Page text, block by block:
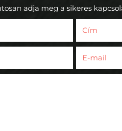
adja meg a sikeres
Cím
E-mail